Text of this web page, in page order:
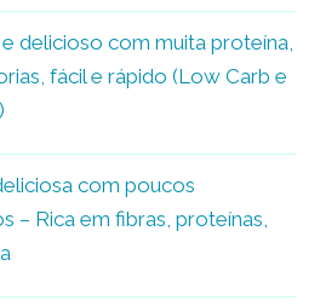
delicioso com muita proteína,
fácil e rápido (Low Carb e
com poucos
– Rica em fibras, proteínas,